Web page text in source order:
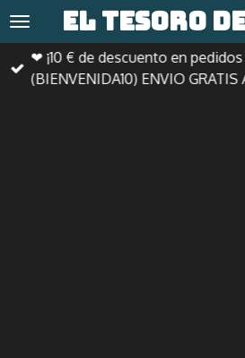
Ir
al
contenido
principal
El tesoro
❤ ¡10 € de descuento en
(BIENVENIDA10) ENVIO GRATIS